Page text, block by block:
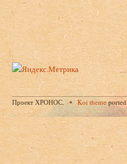
Проект ХРОНОС. Koi theme